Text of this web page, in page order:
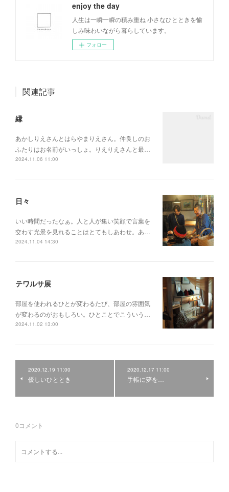
enjoy the day
人生は一瞬一瞬の積み重ね 小さなひとときを愉
しみ味わいながら暮らしています。
フォロー
関連記事
縁
あかしりえさんとはらやまりえさん。仲良しのお
ふたりはお名前がいっしょ。りえりえさんと最…
2024.11.06 11:00
日々
いい時間だったなぁ。人と人が集い笑顔で言葉を
交わす光景を見れることはとてもしあわせ。あ…
2024.11.04 14:30
テワルサ展
部屋を使われるひとが変わるたび、部屋の雰囲気
が変わるのがおもしろい。ひとことでこういう…
2024.11.02 13:00
2020.12.19 11:00
優しいひととき
2020.12.17 11:00
手帳に夢を…
0コメント